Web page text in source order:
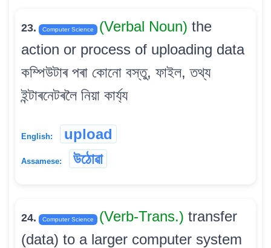
23. Computer Science (Verbal Noun) the
action or process of uploading data
কম্পিউটাৰ পৰা কোনো বস্তু, ফাইল, তথ্য
ইন্টাৰনেটৰলৈ নিয়া কাৰ্য্য
English: upload
Assamese: উঠোৱা
24. Computer Science (Verb-Trans.) transfer
(data) to a larger computer system